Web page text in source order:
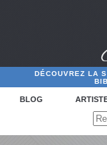
DÉCOUVREZ LA
BLOG